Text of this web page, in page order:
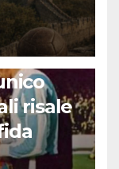
risale